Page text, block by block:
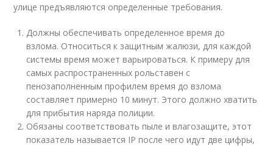
улице предъявляются определенные требования.
Должны обеспечивать определенное время до
взлома. Относиться к защитным жалюзи, для каждой
системы время может варьироваться. К примеру для
самых распространенных рольставен с
пенозаполненным профилем время до взлома
составляет примерно 10 минут. Этого должно хватить
для прибытия наряда полиции.
Обязаны соответствовать пыле и влагозащите, этот
показатель называется IP после чего идут две цифры,